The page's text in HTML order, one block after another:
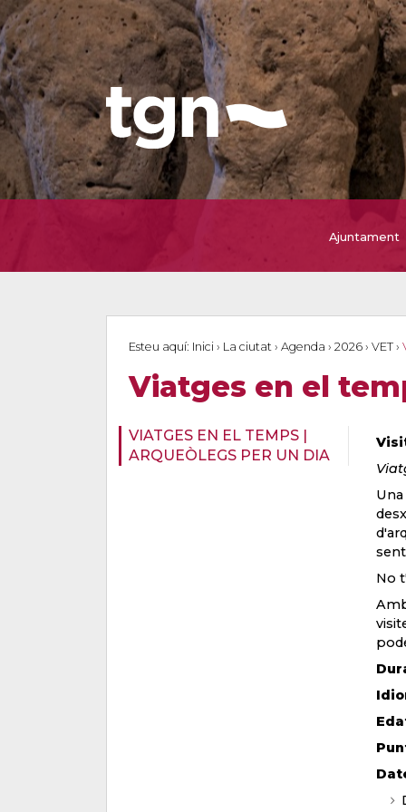
Ajuntament
Esteu aquí: Inici › La ciutat › Agenda › 2026 › VET ›
Viatges en el
VIATGES EN EL TEMPS |
ARQUEÒLEGS PER UN DIA
No